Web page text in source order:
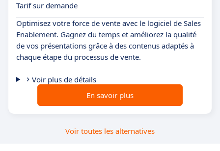
Tarif sur demande
Optimisez votre force de vente avec le logiciel de Sales
Enablement. Gagnez du temps et améliorez la qualité
de vos présentations grâce à des contenus adaptés à
chaque étape du processus de vente.
Voir plus de détails
En savoir plus
Voir toutes les alternatives